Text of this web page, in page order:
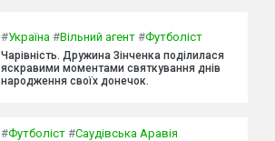
#Україна #Вільний агент #Футболіст
Чарівність. Дружина Зінченка поділилася
яскравими моментами святкування днів
народження своїх донечок.
#Футболіст #Саудівська Аравія